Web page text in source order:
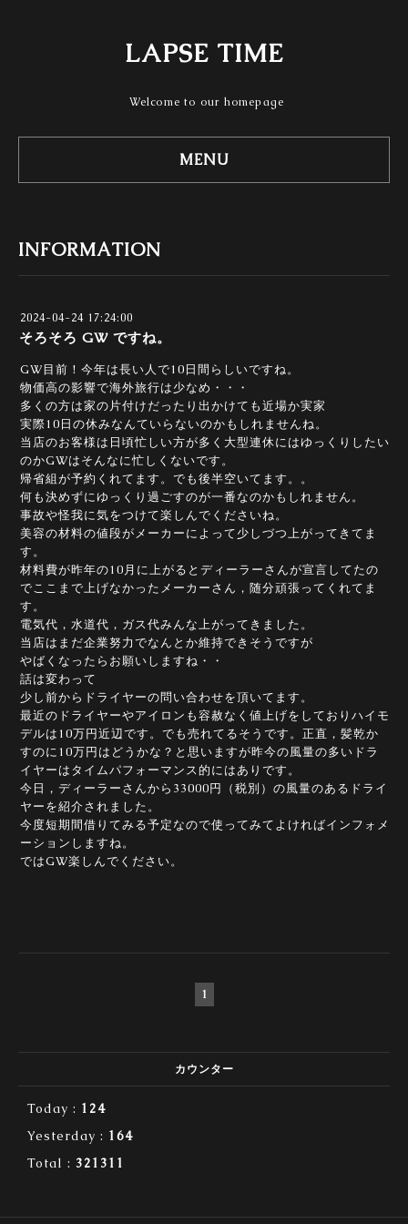
LAPSE TIME
Welcome to our homepage
MENU
INFORMATION
2024-04-24 17:24:00
そろそろ GW ですね。
GW目前！今年は長い人で10日間らしいですね。
物価高の影響で海外旅行は少なめ・・・
多くの方は家の片付けだったり出かけても近場か実家
実際10日の休みなんていらないのかもしれませんね。
当店のお客様は日頃忙しい方が多く大型連休にはゆっくりしたい
のかGWはそんなに忙しくないです。
帰省組が予約くれてます。でも後半空いてます。。
何も決めずにゆっくり過ごすのが一番なのかもしれません。
事故や怪我に気をつけて楽しんでくださいね。
美容の材料の値段がメーカーによって少しづつ上がってきてま
す。
材料費が昨年の10月に上がるとディーラーさんが宣言してたの
でここまで上げなかったメーカーさん，随分頑張ってくれてま
す。
電気代，水道代，ガス代みんな上がってきました。
当店はまだ企業努力でなんとか維持できそうですが
やばくなったらお願いしますね・・
話は変わって
少し前からドライヤーの問い合わせを頂いてます。
最近のドライヤーやアイロンも容赦なく値上げをしておりハイモ
デルは10万円近辺です。でも売れてるそうです。正直，髪乾か
すのに10万円はどうかな？と思いますが昨今の風量の多いドラ
イヤーはタイムパフォーマンス的にはありです。
今日，ディーラーさんから33000円（税別）の風量のあるドライ
ヤーを紹介されました。
今度短期間借りてみる予定なので使ってみてよければインフォメ
ーションしますね。
ではGW楽しんでください。
1
カウンター
Today : 124
Yesterday : 164
Total : 321311